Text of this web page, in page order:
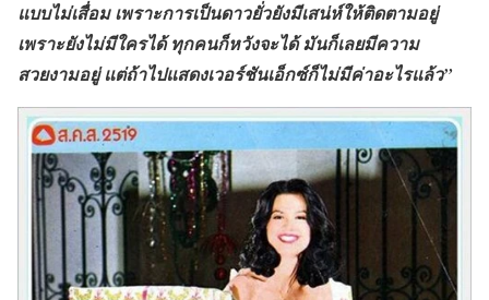
แบบไม่เสื่อม เพราะการเป็นดาวยั่วยังมีเสน่ห์ให้ติดตามอยู่
เพราะยังไม่มีใครได้ ทุกคนก็หวังจะได้ มันก็เลยมีความ
สวยงามอยู่ แต่ถ้าไปแสดงเวอร์ชันเอ็กซ์ก็ไม่มีค่าอะไรแล้ว”